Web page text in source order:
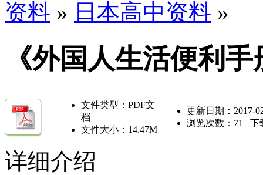
资料 » 日本高中资料 »
《外国人生活便利手
文件类型：PDF文
档
文件大小：14.47M
更新日期：2017-
浏览次数： 71 下
详细介绍